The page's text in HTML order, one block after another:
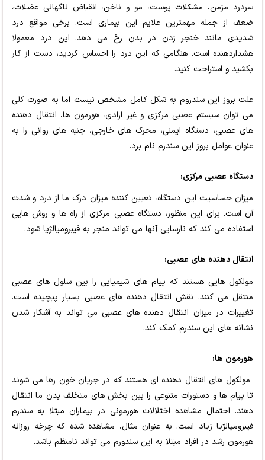
سردرد مزمن، مشکلات پوست، مو و ناخن، انقباض ناگهانی عضلات،
ضعف از جمله مهمترین علایم این بیماری است. برخی مواقع درد
شدیدی مانند خنجر زدن در بدن رخ می دهد. این درد معمولا
هشداردهنده است. هنگامی که این درد را احساس کردید، دست از کار
بکشید و استراحت کنید.
علت بروز این سندروم به شکل کامل مشخص نیست اما به صورت کلی
می توان سیستم عصبی مرکزی و غیر ارادی، هورمون ها، انتقال دهنده
های عصبی، دستگاه ایمنی، محرک های خارجی، جنبه های روانی را به
عنوان عوامل بروز این سندرم نام برد.
دستگاه عصبی مرکزی:
میزان حساسیت این دستگاه، تعیین کننده میزان درک ما از درد و شدت
آن است. برای این منظور، دستگاه عصبی مرکزی از راه ها و روش هایی
استفاده می کند که نارسایی آنها می تواند منجر به فیبرومیالژیا شود.
انتقال دهنده های عصبی:
مولکول هایی هستند که پیام های شیمیایی را بین سلول های عصبی
منتقل می کنند. نقش انتقال دهنده های عصبی بسیار پیچیده است.
تغییرات در میزان انتقال دهنده های عصبی می تواند به آشکار شدن
نشانه های این سندرم کمک کند.
هورمون ها:
مولکول های انتقال دهنده ای هستند که در جریان خون رها می شوند
تا پیام ها و دستورات متنوعی را بین بخش های متخلف بدن ما انتقال
دهند. احتمال مشاهده اختلالات هورمونی در بیماران مبتلا به سندرم
فیبرومیالژیا زیاد است. به عنوان مثال، مشاهده شده که چرخه روزانه
هورمون رشد در افراد مبتلا به این سندورم می تواند نامنظم باشد.